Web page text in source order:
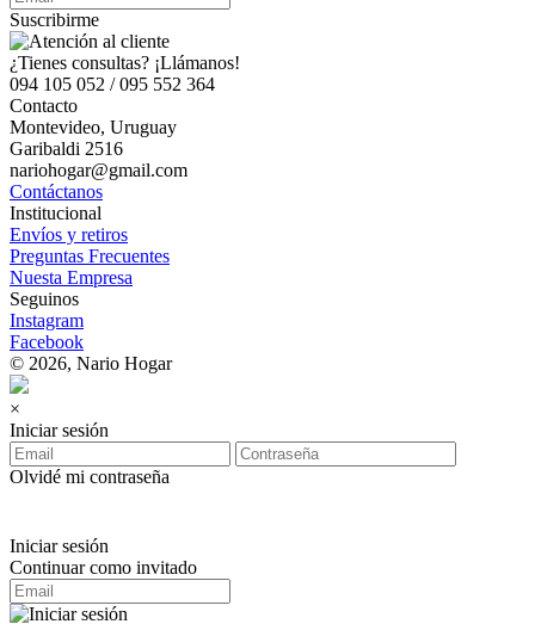
Suscribirme
¿Tienes consultas? ¡Llámanos!
094 105 052 / 095 552 364
Contacto
Montevideo, Uruguay
Garibaldi 2516
nariohogar@gmail.com
Contáctanos
Institucional
Envíos y retiros
Preguntas Frecuentes
Nuesta Empresa
Seguinos
Instagram
Facebook
© 2026, Nario Hogar
×
Iniciar sesión
Olvidé mi contraseña
Iniciar sesión
Continuar como invitado